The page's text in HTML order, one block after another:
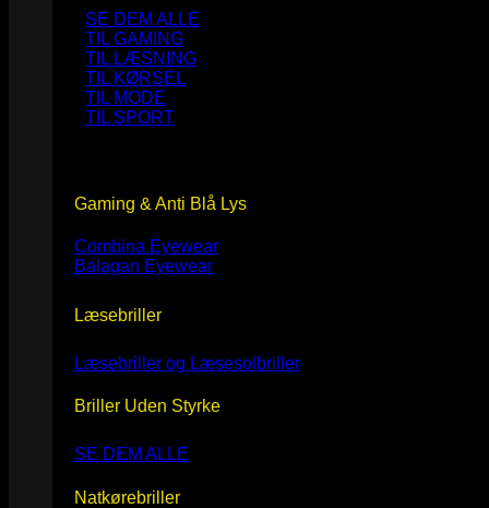
SE DEM ALLE
TIL GAMING
TIL LÆSNING
TIL KØRSEL
TIL MODE
TIL SPORT
Gaming & Anti Blå Lys
Combina Eyewear
Balagan Eyewear
Læsebriller
Læsebriller og Læsesolbriller
Briller Uden Styrke
SE DEM ALLE
Natkørebriller